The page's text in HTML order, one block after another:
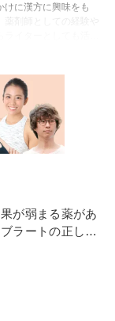
けに漢方に興味をも
剤師としての経験や
イターとしても活動
が弱まる薬があ
ラートの正しい